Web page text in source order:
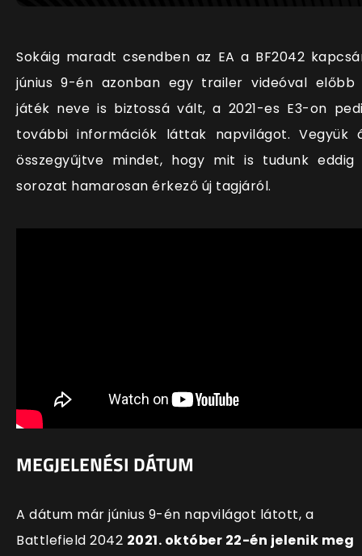
Sokáig maradt csendben az EA a BF2042
június 9-én azonban egy trailer videóval előbb
játék neve is biztossá vált, a 2021-es E3-on
további információk láttak napvilágot. Vegyük
összegyűjtve mindet, hogy mit is tudunk eddig
sorozat hamarosan érkező új tagjáról.
MEGJELENÉSI DÁTUM
A dátum már június 9-én napvilágot látott, a
Battlefield 2042 2021. október 22-én jelenik meg